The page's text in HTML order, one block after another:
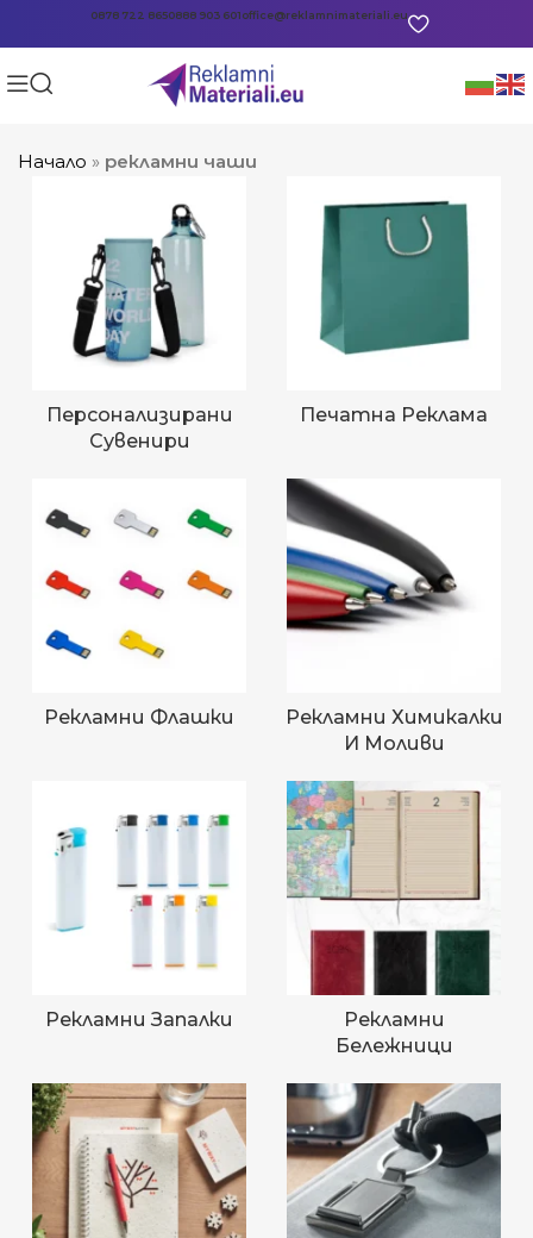
0878 722 8650888 903 601office@reklamnimateriali.eu
Начало » рекламни чаши
Персонализирани
Сувенири
Печатна Реклама
Рекламни Флашки
Рекламни Химикалки
И Моливи
Рекламни Запалки
Рекламни
Бележници